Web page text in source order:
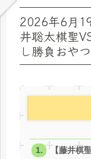
2026年6月
井聡太棋聖
し勝負おやつ
【藤井棋